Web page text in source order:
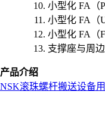
小型化 FA（
小型化 FA（
小型化 FA（
支撑座与周
产品介绍
NSK滚珠螺杆搬送设备用